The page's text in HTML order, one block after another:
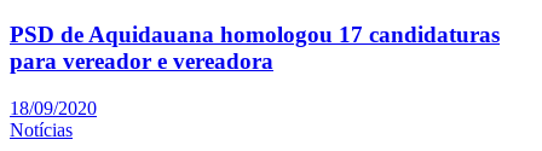
PSD de Aquidauana homologou 17 candidaturas
para vereador e vereadora
18/09/2020
Notícias